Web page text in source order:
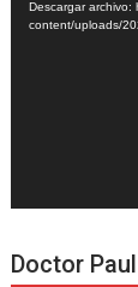
Descargar archivo:
content/uploads/
Doctor